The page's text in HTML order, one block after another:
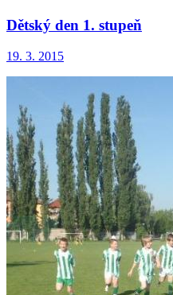
Dětský den 1. stupeň
19. 3. 2015